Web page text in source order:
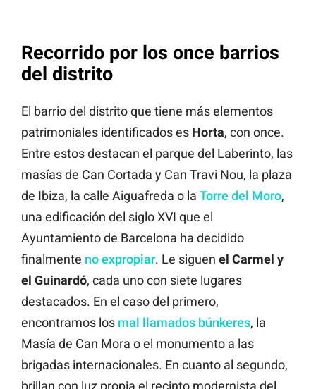
Recorrido por los once barrios
del distrito
El barrio del distrito que tiene más elementos
patrimoniales identificados es Horta, con once.
Entre estos destacan el parque del Laberinto, las
masías de Can Cortada y Can Travi Nou, la plaza
de Ibiza, la calle Aiguafreda o la Torre del Moro,
una edificación del siglo XVI que el
Ayuntamiento de Barcelona ha decidido
finalmente no expropiar. Le siguen el Carmel y
el Guinardó, cada uno con siete lugares
destacados. En el caso del primero,
encontramos los mal llamados búnkeres, la
Masía de Can Mora o el monumento a las
brigadas internacionales. En cuanto al segundo,
brillan con luz propia el recinto modernista del